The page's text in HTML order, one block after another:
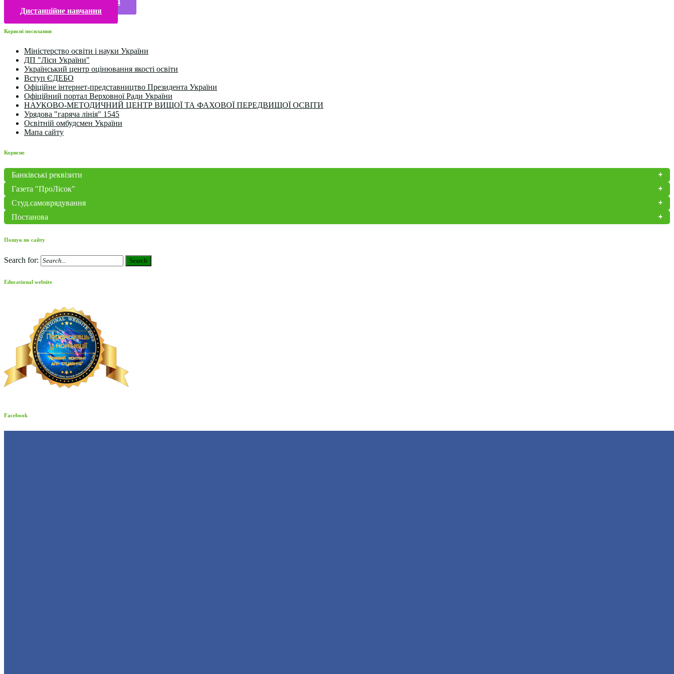
Конкурси та олімпіади 2024
Дистанційне навчання
Корисні посилання
Міністерство освіти і науки України
ДП "Ліси України"
Український центр оцінювання якості освіти
Вступ ЄДЕБО
Офіційне інтернет-представництво Президента України
Офіційний портал Верховної Ради України
НАУКОВО-МЕТОДИЧНИЙ ЦЕНТР ВИЩОЇ ТА ФАХОВОЇ ПЕРЕДВИЩОЇ ОСВІТИ
Урядова "гаряча лінія" 1545
Освітній омбудсмен України
Мапа сайту
Корисне
Банківські реквізити
Газета "ПроЛісок"
Студ.самоврядування
Постанова
Пошук по сайту
Search for: Search
Educational website
Facebook